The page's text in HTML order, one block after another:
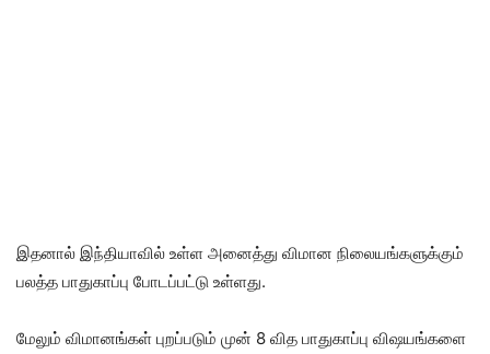
இதனால் இந்தியாவில் உள்ள அனைத்து விமான நிலையங்களுக்கும்
பலத்த பாதுகாப்பு போடப்பட்டு உள்ளது.
மேலும் விமானங்கள் புறப்படும் முன் 8 வித பாதுகாப்பு விஷயங்களை